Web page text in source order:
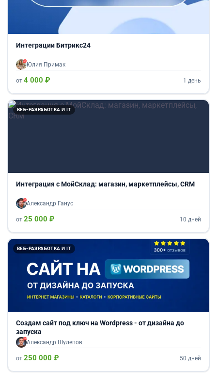
Интеграции Битрикс24
Юлия Примак
от 4 000 ₽ 1 день
ВЕБ-РАЗРАБОТКА И IT
Интеграция с МойСклад: магазин, маркетплейсы, CRM
Александр Ганус
от 25 000 ₽ 10 дней
ВЕБ-РАЗРАБОТКА И IT
Создам сайт под ключ на Wordpress - от дизайна до
запуска
Александр Шулепов
от 250 000 ₽ 50 дней